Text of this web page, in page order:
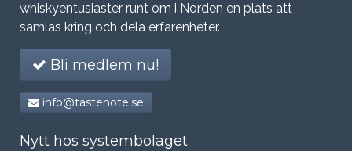
whiskyentusiaster runt om i Norden en plats att
samlas kring och dela erfarenheter.
Bli medlem nu!
info@tastenote.se
Nytt hos systembolaget